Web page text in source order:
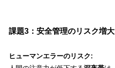
課題3：安全管理のリスク増大
ヒューマンエラーのリスク: